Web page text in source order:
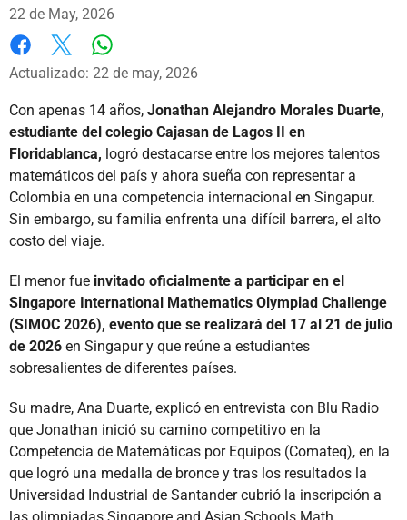
22 de May, 2026
Facebook
X
Actualizado: 22 de may, 2026
Con apenas 14 años, Jonathan Alejandro Morales Duarte,
estudiante del colegio Cajasan de Lagos II en
Floridablanca, logró destacarse entre los mejores talentos
matemáticos del país y ahora sueña con representar a
Colombia en una competencia internacional en Singapur.
Sin embargo, su familia enfrenta una difícil barrera, el alto
costo del viaje.
El menor fue invitado oficialmente a participar en el
Singapore International Mathematics Olympiad Challenge
(SIMOC 2026), evento que se realizará del 17 al 21 de julio
de 2026 en Singapur y que reúne a estudiantes
sobresalientes de diferentes países.
Su madre, Ana Duarte, explicó en entrevista con Blu Radio
que Jonathan inició su camino competitivo en la
Competencia de Matemáticas por Equipos (Comateq), en la
que logró una medalla de bronce y tras los resultados la
Universidad Industrial de Santander cubrió la inscripción a
las olimpiadas Singapore and Asian Schools Math